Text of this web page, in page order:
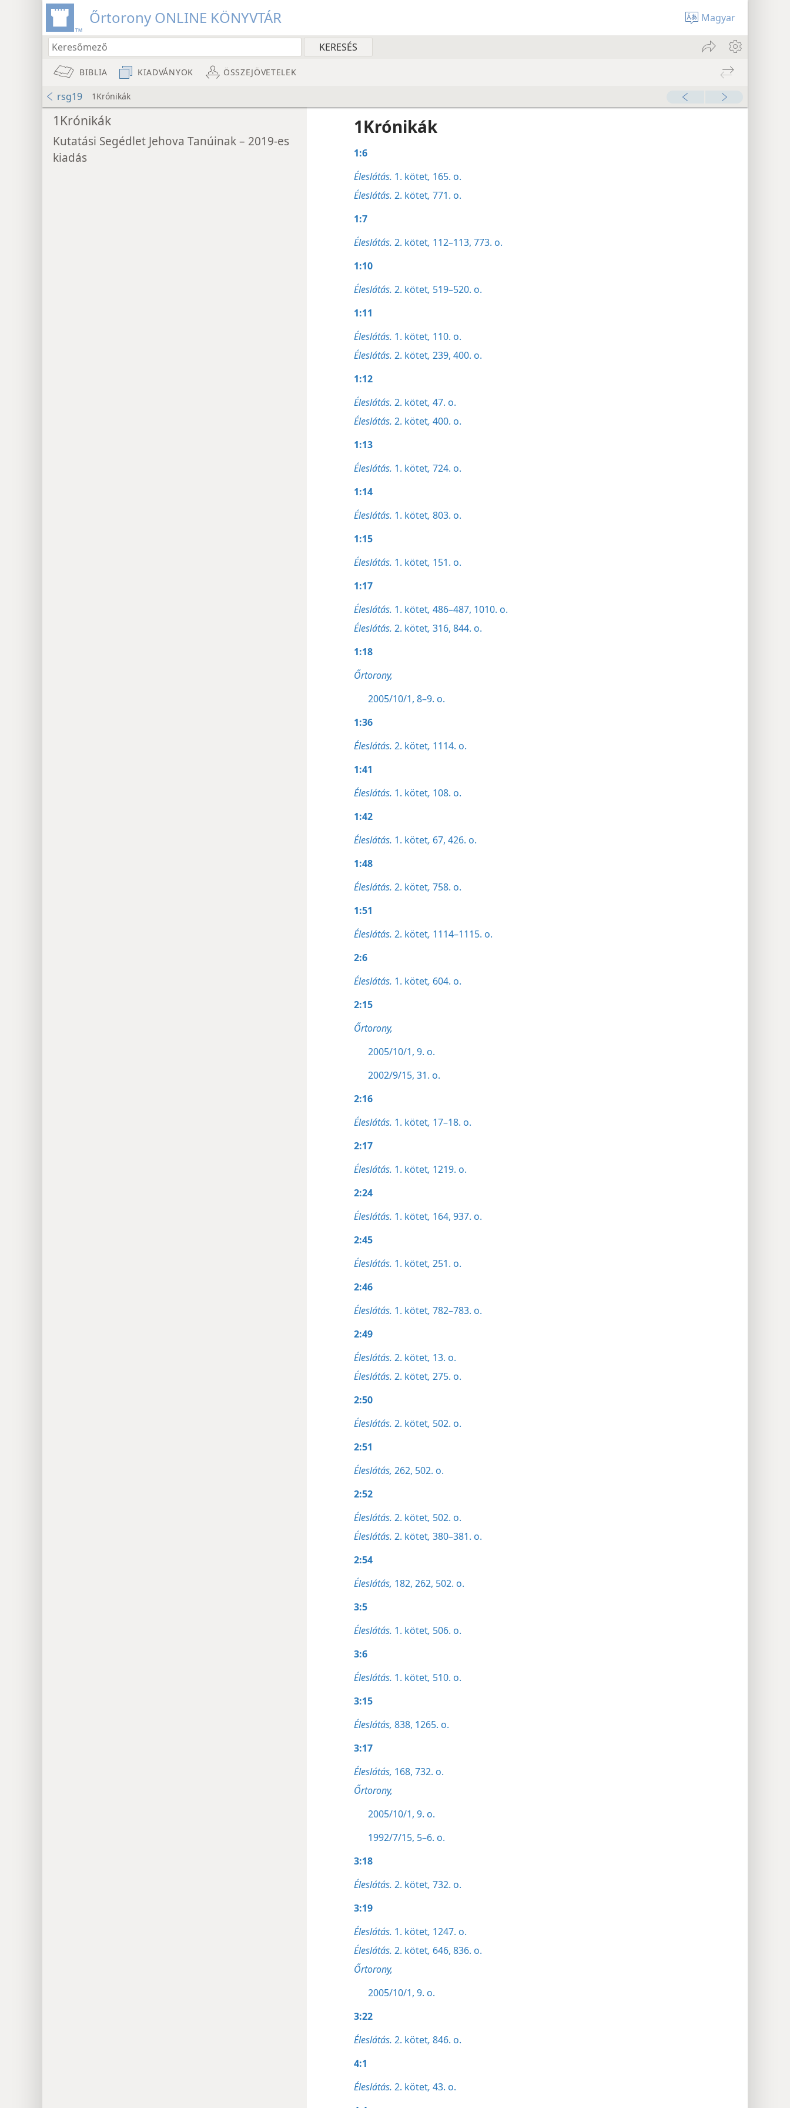
Őrtorony ONLINE KÖNYVTÁR Magyar
BIBLIA KIADVÁNYOK ÖSSZEJÖVETELEK
rsg19 1Krónikák
1Krónikák
Kutatási Segédlet Jehova Tanúinak – 2019-es
kiadás
1Krónikák
1:6
Éleslátás. 1. kötet, 165. o.
Éleslátás. 2. kötet, 771. o.
1:7
Éleslátás. 2. kötet, 112–113, 773. o.
1:10
Éleslátás. 2. kötet, 519–520. o.
1:11
Éleslátás. 1. kötet, 110. o.
Éleslátás. 2. kötet, 239, 400. o.
1:12
Éleslátás. 2. kötet, 47. o.
Éleslátás. 2. kötet, 400. o.
1:13
Éleslátás. 1. kötet, 724. o.
1:14
Éleslátás. 1. kötet, 803. o.
1:15
Éleslátás. 1. kötet, 151. o.
1:17
Éleslátás. 1. kötet, 486–487, 1010. o.
Éleslátás. 2. kötet, 316, 844. o.
1:18
Őrtorony,
2005/10/1, 8–9. o.
1:36
Éleslátás. 2. kötet, 1114. o.
1:41
Éleslátás. 1. kötet, 108. o.
1:42
Éleslátás. 1. kötet, 67, 426. o.
1:48
Éleslátás. 2. kötet, 758. o.
1:51
Éleslátás. 2. kötet, 1114–1115. o.
2:6
Éleslátás. 1. kötet, 604. o.
2:15
Őrtorony,
2005/10/1, 9. o.
2002/9/15, 31. o.
2:16
Éleslátás. 1. kötet, 17–18. o.
2:17
Éleslátás. 1. kötet, 1219. o.
2:24
Éleslátás. 1. kötet, 164, 937. o.
2:45
Éleslátás. 1. kötet, 251. o.
2:46
Éleslátás. 1. kötet, 782–783. o.
2:49
Éleslátás. 2. kötet, 13. o.
Éleslátás. 2. kötet, 275. o.
2:50
Éleslátás. 2. kötet, 502. o.
2:51
Éleslátás, 262, 502. o.
2:52
Éleslátás. 2. kötet, 502. o.
Éleslátás. 2. kötet, 380–381. o.
2:54
Éleslátás, 182, 262, 502. o.
3:5
Éleslátás. 1. kötet, 506. o.
3:6
Éleslátás. 1. kötet, 510. o.
3:15
Éleslátás, 838, 1265. o.
3:17
Éleslátás, 168, 732. o.
Őrtorony,
2005/10/1, 9. o.
1992/7/15, 5–6. o.
3:18
Éleslátás. 2. kötet, 732. o.
3:19
Éleslátás. 1. kötet, 1247. o.
Éleslátás. 2. kötet, 646, 836. o.
Őrtorony,
2005/10/1, 9. o.
3:22
Éleslátás. 2. kötet, 846. o.
4:1
Éleslátás. 2. kötet, 43. o.